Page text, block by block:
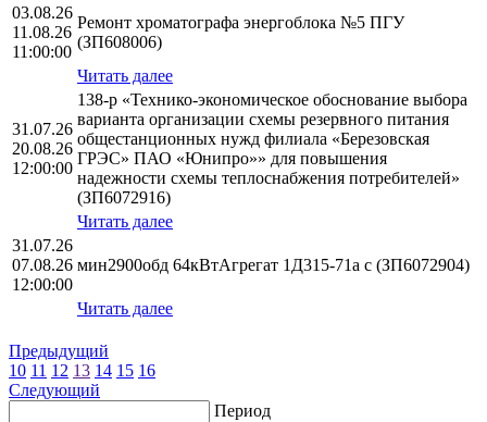
03.08.26
11.08.26
11:00:00
Ремонт хроматографа энергоблока №5 ПГУ
(ЗП608006)
Читать далее
31.07.26
20.08.26
12:00:00
138-р «Технико-экономическое обоснование выбора
варианта организации схемы резервного питания
общестанционных нужд филиала «Березовская
ГРЭС» ПАО «Юнипро»» для повышения
надежности схемы теплоснабжения потребителей»
(ЗП6072916)
Читать далее
31.07.26
07.08.26
12:00:00
мин2900обд 64кВтАгрегат 1Д315-71а с (ЗП6072904)
Читать далее
Предыдущий
10 11 12 13 14 15 16
Следующий
Период